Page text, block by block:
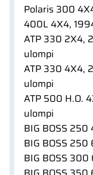
Polaris 300
400L 4X4,
ATP 330 2X4,
ulompi
ATP 330 4X4,
ulompi
ATP 500 H.O.
ulompi
BIG BOSS
BIG BOSS
BIG BOSS